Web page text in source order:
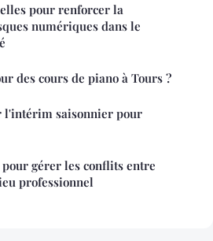
pour renforcer la
numériques dans le
des cours de piano à Tours ?
l'intérim saisonnier pour
gérer les conflits entre
professionnel